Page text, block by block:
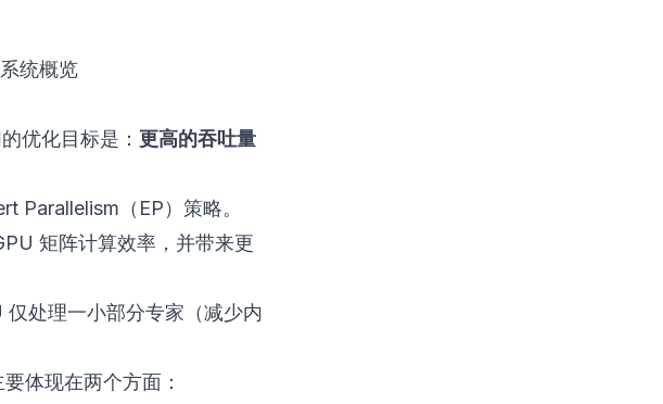
统概览
优化目标是： 更高的吞吐量
Parallelism（EP）策略。
矩阵计算效率，并带来更
处理一小部分专家（减少内
体现在两个方面：